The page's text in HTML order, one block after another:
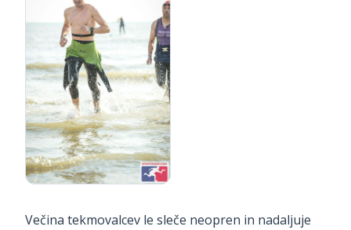
Večina tekmovalcev le sleče neopren in nadaljuje